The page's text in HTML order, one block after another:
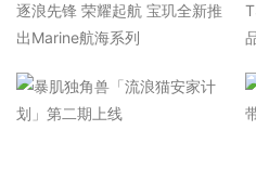
逐浪先锋 荣耀起航 宝玑全新推
出Marine航海系列